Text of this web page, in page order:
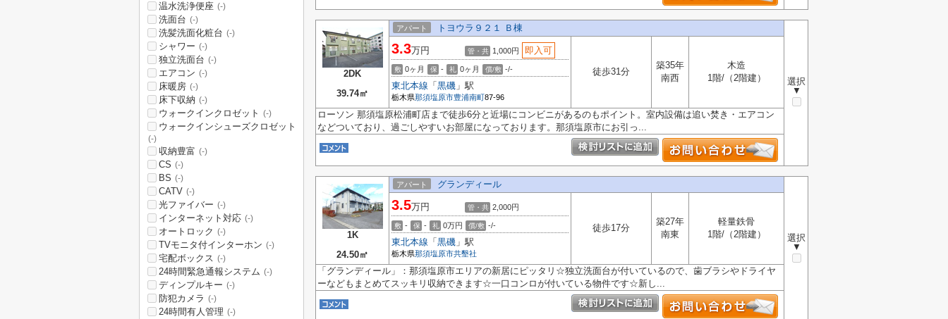
2DK
39.74㎡
アパート トヨウラ９２１ Ｂ棟
選択
▼
3.3万円 管・共 1,000円 即入可
敷 0ヶ月 保 - 礼 0ヶ月 償/敷 -/-
東北本線 「 黒磯 」駅
栃木県那須塩原市豊浦南町87-96
徒歩31分
築35年
南西
木造
1階/（2階建）
ローソン 那須塩原松浦町店まで徒歩6分と近場にコンビニがあるのもポイント。室内設備は追い焚き・エアコン
などついており、過ごしやすいお部屋になっております。那須塩原市にお引っ...
1K
24.50㎡
アパート グランディール
選択
▼
3.5万円 管・共 2,000円
敷 - 保 - 礼 0万円 償/敷 -/-
東北本線 「 黒磯 」駅
栃木県那須塩原市共墾社
徒歩17分
築27年
南東
軽量鉄骨
1階/（2階建）
「グランディール」：那須塩原市エリアの新居にピッタリ☆独立洗面台が付いているので、歯ブラシやドライヤ
ーなどもまとめてスッキリ収納できます☆一口コンロが付いている物件です☆新し...
温水洗浄便座 (-)
洗面台 (-)
洗髪洗面化粧台 (-)
シャワー (-)
独立洗面台 (-)
エアコン (-)
床暖房 (-)
床下収納 (-)
ウォークインクロゼット (-)
ウォークインシューズクロゼット
(-)
収納豊富 (-)
CS (-)
BS (-)
CATV (-)
光ファイバー (-)
インターネット対応 (-)
オートロック (-)
TVモニタ付インターホン (-)
宅配ボックス (-)
24時間緊急通報システム (-)
ディンプルキー (-)
防犯カメラ (-)
24時間有人管理 (-)